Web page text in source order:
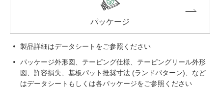
パッケージ
製品詳細はデータシートをご参照ください
パッケージ外形図、テーピング仕様、テーピングリール外形
図、許容損失、基板パット推奨寸法 (ランドパターン)、など
はデータシートもしくは各パッケージをご参照ください